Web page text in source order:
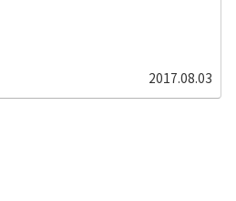
2017.08.03